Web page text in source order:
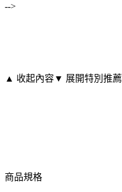
-->
▲ 收起內容▼ 展開特別推薦
商品規格